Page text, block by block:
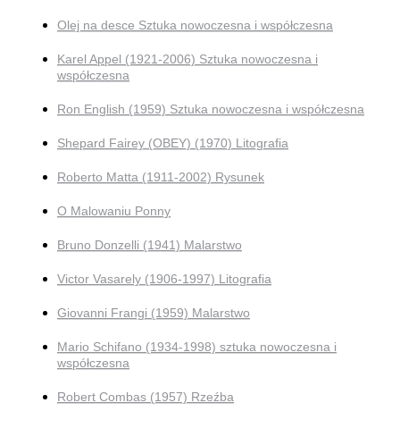
Olej na desce Sztuka nowoczesna i współczesna
Karel Appel (1921-2006) Sztuka nowoczesna i
współczesna
Ron English (1959) Sztuka nowoczesna i współczesna
Shepard Fairey (OBEY) (1970) Litografia
Roberto Matta (1911-2002) Rysunek
O Malowaniu Ponny
Bruno Donzelli (1941) Malarstwo
Victor Vasarely (1906-1997) Litografia
Giovanni Frangi (1959) Malarstwo
Mario Schifano (1934-1998) sztuka nowoczesna i
współczesna
Robert Combas (1957) Rzeźba